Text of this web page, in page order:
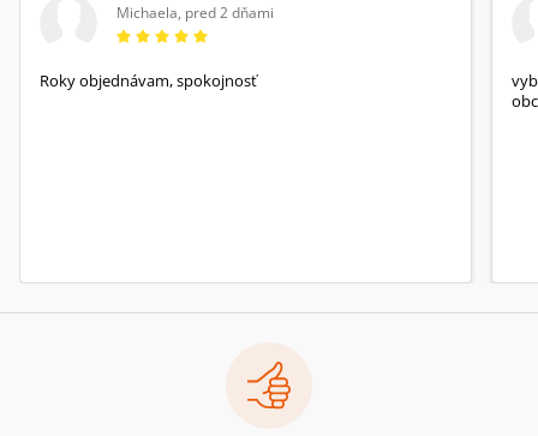
Michaela, pred 2 dňami
Roky objednávam, spokojnosť